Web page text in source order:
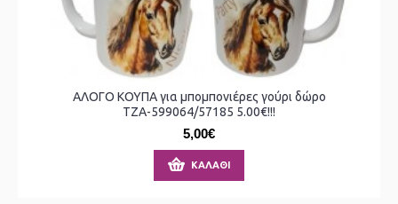
ΑΛΟΓΟ ΚΟΥΠΑ για μπομπονιέρες γούρι δώρο
ΤΖΑ-599064/57185 5.00€!!!
5,00€
ΚΑΛΆΘΙ